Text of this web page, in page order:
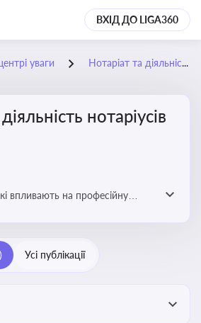
ВХІД ДО LIGA360
уваги Нотаріат та діяльність нотаріусів
нотаріусів
впливають на професійну
Усі публікації